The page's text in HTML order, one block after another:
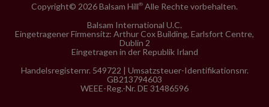
Copyright© 2026 Balsam Hill® Alle Rechte vorbehalten.
Balsam International U.C.
Eingetragener Firmensitz: Arthur Cox Building, Earlsfort Centre,
Dublin 2
Eingetragen in der Republik Irland
Handelsregisternr. 549722 | Umsatzsteuer-Identifikationsnr.
GB213794603
WEEE-Reg.-Nr. DE 31486596